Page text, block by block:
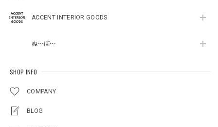
ACCENT INTERIOR GOODS
ぬ～ぼ～
SHOP INFO
COMPANY
BLOG